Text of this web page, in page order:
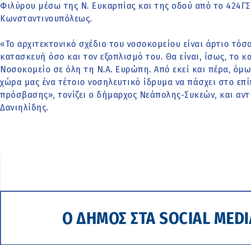
Φιλύρου μέσω της Ν. Ευκαρπίας και της οδού από το
Κωνσταντινουπόλεως.
«Το αρχιτεκτονικό σχέδιο του νοσοκομείου είναι άρτιο
κατασκευή όσο και τον εξοπλισμό του. Θα είναι, ίσως, το
Νοσοκομείο σε όλη τη Ν.Α. Ευρώπη. Από εκεί και πέρα,
χώρα μας ένα τέτοιο νοσηλευτικό ίδρυμα να πάσχει στο
πρόσβασης», τονίζει ο δήμαρχος Νεάπολης-Συκεών, και
Δανιηλίδης.
Ο ΔΗΜΟΣ ΣΤΑ SOCIAL